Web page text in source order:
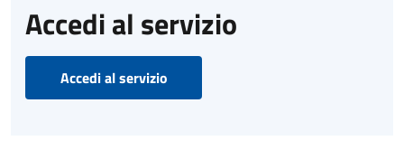
Accedi al servizio
Accedi al servizio